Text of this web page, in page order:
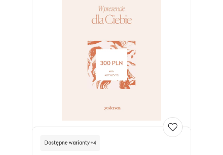
Dostępne warianty +4